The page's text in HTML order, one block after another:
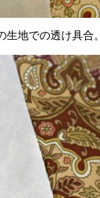
生地での透け具合。